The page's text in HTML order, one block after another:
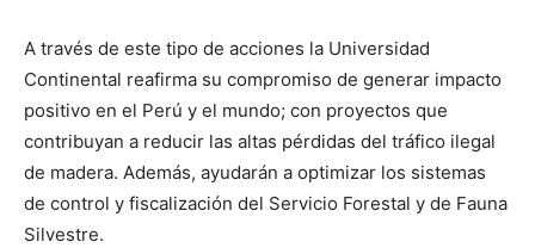
A través de este tipo de acciones la Universidad
Continental reafirma su compromiso de generar impacto
positivo en el Perú y el mundo; con proyectos que
contribuyan a reducir las altas pérdidas del tráfico ilegal
de madera. Además, ayudarán a optimizar los sistemas
de control y fiscalización del Servicio Forestal y de Fauna
Silvestre.